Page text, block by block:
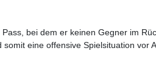
bei dem er keinen Gegner im
eine offensive Spielsituation vor